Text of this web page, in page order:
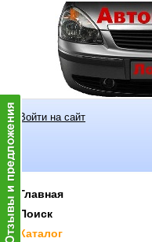
Войти на сайт
Главная
Поиск
Каталог